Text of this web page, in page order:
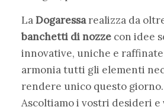
LaDogaressarealizza da
banchetti di nozzecon idee
innovative, uniche e
armonia tutti gli elementi
rendere unico questo giorno.
Ascoltiamo i vostri desideri e